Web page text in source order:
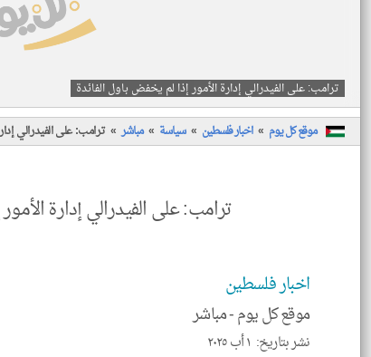
ترامب: على الفيدرالي إدارة الأمور إذا لم يخفض باول الفائدة
موقع كل يوم اخبار فلسطين سياسة مباشر ترامب: على الفيدرالي
ترامب: على الفيدرالي إدارة
اخبار فلسطين
موقع كل يوم -مباشر
نشر بتاريخ: ١ أب ٢٠٢٥